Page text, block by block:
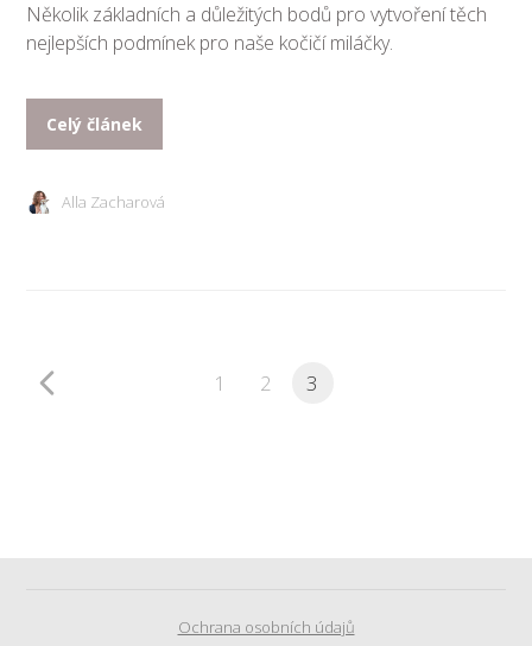
Několik základních a důležitých bodů pro vytvoření těch
nejlepších podmínek pro naše kočičí miláčky.
Celý článek
Alla Zacharová
1 2 3
Ochrana osobních údajů